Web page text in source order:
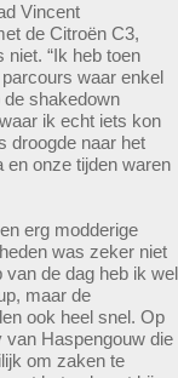
Vincent
de Citroën C3,
“Ik heb toen
waar enkel
de shakedown
ik echt iets kon
droogde naar het
en onze tijden waren
erg modderige
was zeker niet
van de dag heb ik wel
maar de
ook heel snel. Op
van Haspengouw die
om zaken te